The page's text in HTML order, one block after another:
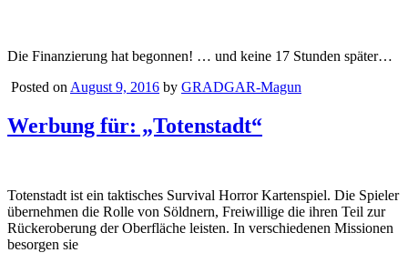
Die Finanzierung hat begonnen! … und keine 17 Stunden später…
Posted on August 9, 2016 by GRADGAR-Magun
Werbung für: „Totenstadt“
Totenstadt ist ein taktisches Survival Horror Kartenspiel. Die Spieler
übernehmen die Rolle von Söldnern, Freiwillige die ihren Teil zur
Rückeroberung der Oberfläche leisten. In verschiedenen Missionen
besorgen sie